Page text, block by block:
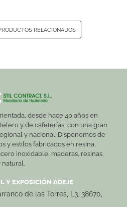
RELACIONADOS
desde hace 40 años en
y de cafeterías, con una gran
y nacional. Disponemos de
y estilos fabricados en resina,
inoxidable, maderas, resinas,
natural.
Y EXPOSICIÓN ADEJE
de las Torres, L3. 38670,